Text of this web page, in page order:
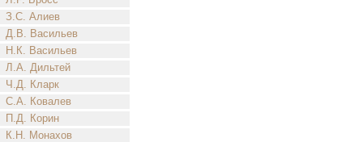
З.С. Алиев
Д.В. Васильев
Н.К. Васильев
Л.А. Дильтей
Ч.Д. Кларк
С.А. Ковалев
П.Д. Корин
К.Н. Монахов